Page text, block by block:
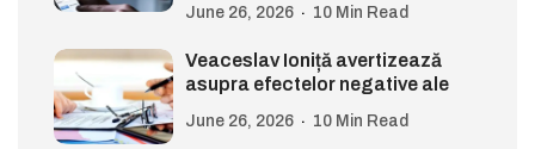
June 26, 2026 10 Min Read
Veaceslav Ioniță avertizează
asupra efectelor negative ale
June 26, 2026 10 Min Read